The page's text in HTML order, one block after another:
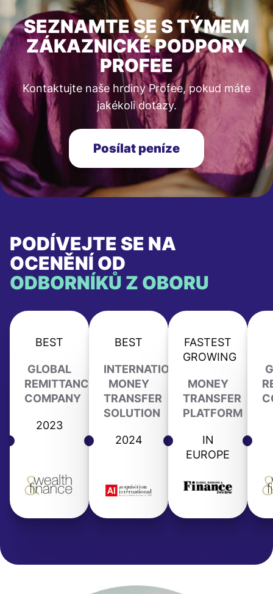
SEZNAMTE SE S TÝMEM
ZÁKAZNICKÉ PODPORY
PROFEE
Kontaktujte naše hrdiny Profee, pokud máte
jakékoli dotazy.
Posílat peníze
PODÍVEJTE SE NA
OCENĚNÍ OD
ODBORNÍKŮ Z OBORU
BEST
GLOBAL
REMITTANCE
COMPANY
2023
BEST
INTERNATIONAL
MONEY
TRANSFER
SOLUTION
2024
FASTEST
GROWING
MONEY
TRANSFER
PLATFORM
IN
EUROPE